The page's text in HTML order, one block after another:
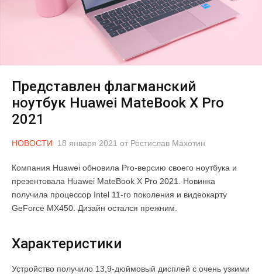
Представлен флагманский
ноутбук Huawei MateBook X Pro
2021
НОВОСТИ 18 января 2021 от Ростислав Махотин
Компания Huawei обновила Pro-версию своего ноутбука и
презентовала Huawei MateBook X Pro 2021. Новинка
получила процессор Intel 11-го поколения и видеокарту
GeForce MX450. Дизайн остался прежним.
Характеристики
Устройство получило 13,9-дюймовый дисплей с очень узкими